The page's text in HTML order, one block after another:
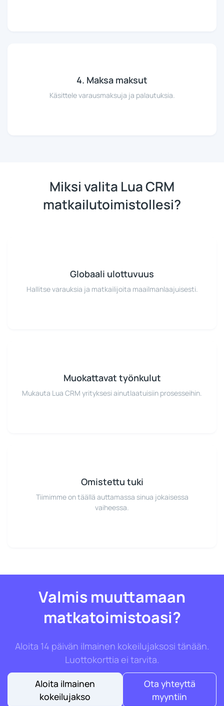
4. Maksa maksut
Käsittele varausmaksuja ja palautuksia.
Miksi valita Lua CRM
matkailutoimistollesi?
Globaali ulottuvuus
Hallitse varauksia ja matkailijoita maailmanlaajuisesti.
Muokattavat työnkulut
Mukauta Lua CRM yrityksesi ainutlaatuisiin prosesseihin.
Omistettu tuki
Tiimimme on täällä auttamassa sinua jokaisessa
vaiheessa.
Valmis muuttamaan
matkatoimistoasi?
Aloita 14 päivän ilmainen kokeilujaksosi tänään.
Luottokorttia ei tarvita.
Aloita ilmainen
kokeilujakso
Ota yhteyttä
myyntiin